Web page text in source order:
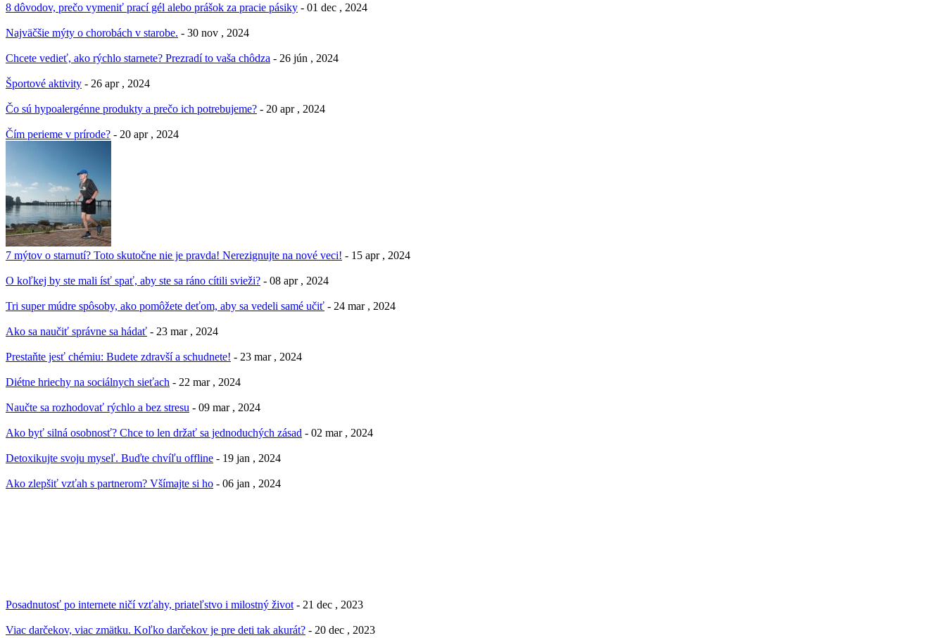
8 dôvodov, prečo vymeniť prací gél alebo prášok za pracie pásiky - 01 dec , 2024
Najväčšie mýty o chorobách v starobe. - 30 nov , 2024
Chcete vedieť, ako rýchlo starnete? Prezradí to vaša chôdza - 26 jún , 2024
Športové aktivity - 26 apr , 2024
Čo sú hypoalergénne produkty a prečo ich potrebujeme? - 20 apr , 2024
Čím perieme v prírode? - 20 apr , 2024
7 mýtov o starnutí? Toto skutočne nie je pravda! Nerezignujte na nové veci! - 15 apr , 2024
O koľkej by ste mali ísť spať, aby ste sa ráno cítili svieži? - 08 apr , 2024
Tri super múdre spôsoby, ako pomôžete deťom, aby sa vedeli samé učiť - 24 mar , 2024
Ako sa naučiť správne sa hádať - 23 mar , 2024
Prestaňte jesť chémiu: Budete zdravší a schudnete! - 23 mar , 2024
Diétne hriechy na sociálnych sieťach - 22 mar , 2024
Naučte sa rozhodovať rýchlo a bez stresu - 09 mar , 2024
Ako byť silná osobnosť? Chce to len držať sa jednoduchých zásad - 02 mar , 2024
Detoxikujte svoju myseľ. Buďte chvíľu offline - 19 jan , 2024
Ako zlepšiť vzťah s partnerom? Všímajte si ho - 06 jan , 2024
Posadnutosť po internete ničí vzťahy, priateľstvo i milostný život - 21 dec , 2023
Viac darčekov, viac zmätku. Koľko darčekov je pre deti tak akurát? - 20 dec , 2023